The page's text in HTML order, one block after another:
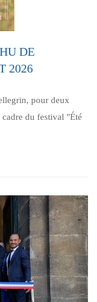
DE
2026
pour deux
cadre du festival "Été